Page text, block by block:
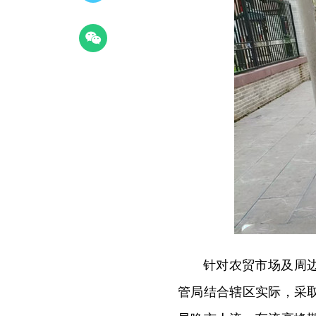
针对农贸市场及周
管局结合辖区实际，采